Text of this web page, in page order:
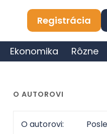
Registrácia
Ekonomika Rôzne
O AUTOROVI
O autorovi: